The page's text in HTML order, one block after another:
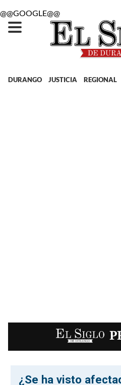
@@GOOGLE@@
DURANGO JUSTICIA REGIONAL
EL SIGLO